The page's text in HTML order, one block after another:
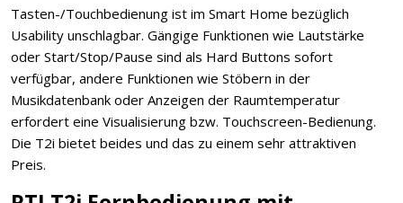
Tasten-/Touchbedienung ist im Smart Home bezüglich
Usability unschlagbar. Gängige Funktionen wie Lautstärke
oder Start/Stop/Pause sind als Hard Buttons sofort
verfügbar, andere Funktionen wie Stöbern in der
Musikdatenbank oder Anzeigen der Raumtemperatur
erfordert eine Visualisierung bzw. Touchscreen-Bedienung.
Die T2i bietet beides und das zu einem sehr attraktiven
Preis.